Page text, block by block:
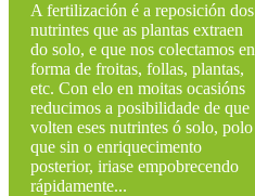
A fertilización é a reposición dos
nutrintes que as plantas extraen
do solo, e que nos colectamos en
forma de froitas, follas, plantas,
etc. Con elo en moitas ocasións
reducimos a posibilidade de que
volten eses nutrintes ó solo, polo
que sin o enriquecimento
posterior, iriase empobrecendo
rápidamente...